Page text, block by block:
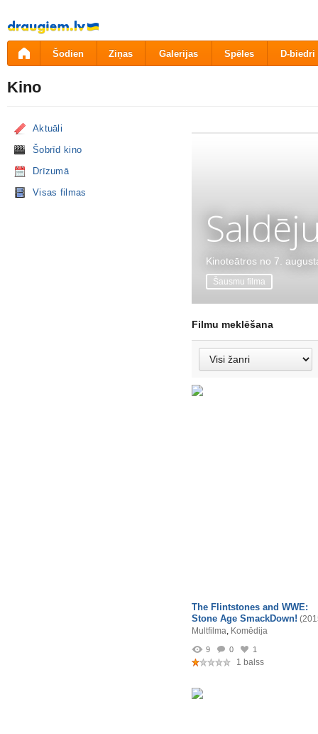
Pāriet
uz
saturu
Šodien Ziņas Galerijas Spēles D-biedri
Kino
Aktuāli
Šobrīd kino
Drīzumā
Visas filmas
Kinoteātros no 7.
Šausmu filma
Filmu meklēšana
The Flintstones and WWE:
Stone Age SmackDown!
Multfilma, Komēdija
9 0 1
1 balss